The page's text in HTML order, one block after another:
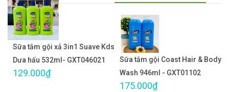
Sữa tắm gội xả 3in1 Suave Kds
Dưa hấu 532ml- GXT046021
129.000₫
Sữa tắm gội Coast Hair & Body
Wash 946ml - GXT01102
175.000₫